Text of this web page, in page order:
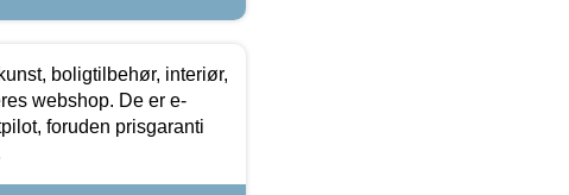
boligtilbehør, interiør,
webshop. De er e-
foruden prisgaranti